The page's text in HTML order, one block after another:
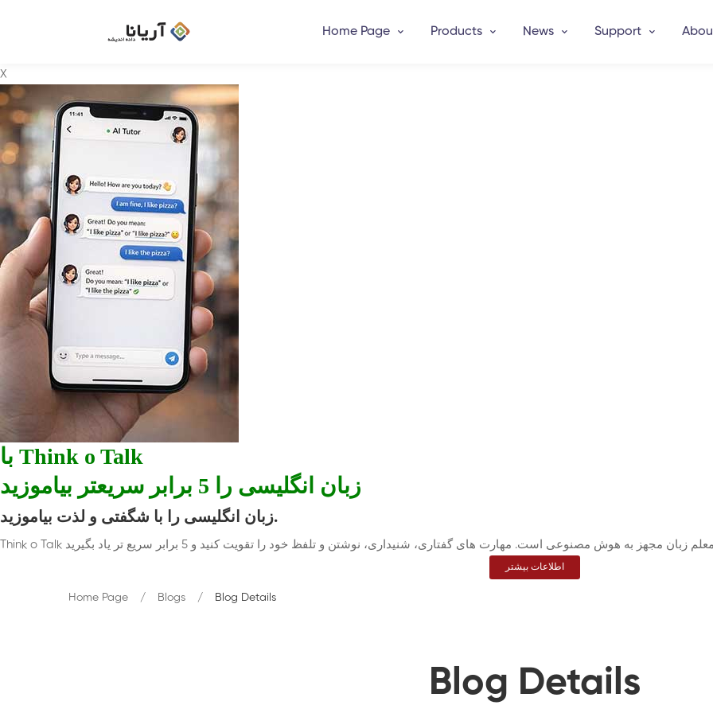
Home Page Products News Support
X
با Think o Talk
زبان انگلیسی را 5 برابر سریعتر بیاموزید
زبان انگلیسی را با شگفتی و لذت بیاموزید.
اطلاعات بیشتر
Blog Details
Home Page Blogs Blog Details